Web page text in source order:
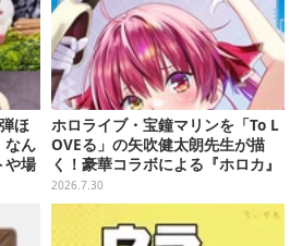
ほ
なん
や場
ナ
ホロライブ・宝鐘マリンを「To L
OVEる」の矢吹健太朗先生が描
く！豪華コラボによる『ホロカ』
限定カードがお披露目
2026.7.30